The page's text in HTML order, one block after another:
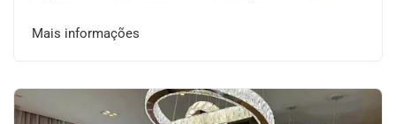
Mais informações